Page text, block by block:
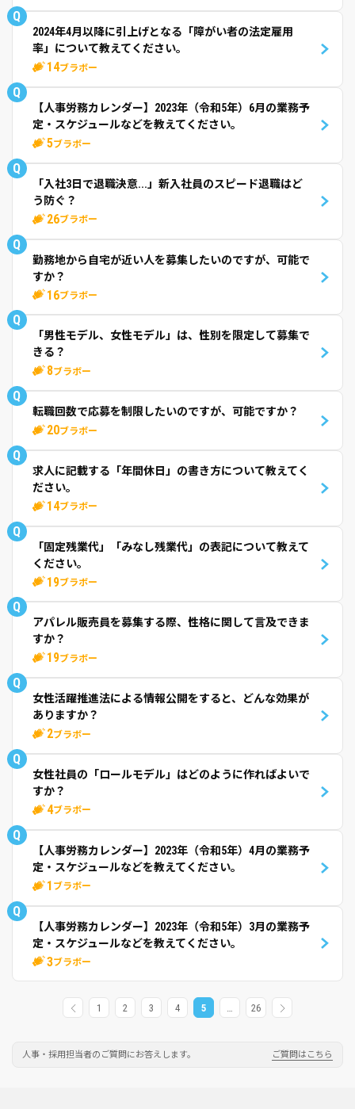
Q
2024年4月以降に引上げとなる「障がい者の法定雇用
率」について教えてください。
14ブラボー
Q
【人事労務カレンダー】2023年（令和5年）6月の業務予
定・スケジュールなどを教えてください。
5ブラボー
Q
「入社3日で退職決意...」新入社員のスピード退職はど
う防ぐ？
26ブラボー
Q
勤務地から自宅が近い人を募集したいのですが、可能で
すか？
16ブラボー
Q
「男性モデル、女性モデル」は、性別を限定して募集で
きる？
8ブラボー
Q
転職回数で応募を制限したいのですが、可能ですか？
20ブラボー
Q
求人に記載する「年間休日」の書き方について教えてく
ださい。
14ブラボー
Q
「固定残業代」「みなし残業代」の表記について教えて
ください。
19ブラボー
Q
アパレル販売員を募集する際、性格に関して言及できま
すか？
19ブラボー
Q
女性活躍推進法による情報公開をすると、どんな効果が
ありますか？
2ブラボー
Q
女性社員の「ロールモデル」はどのように作ればよいで
すか？
4ブラボー
Q
【人事労務カレンダー】2023年（令和5年）4月の業務予
定・スケジュールなどを教えてください。
1 ブラボー
Q
【人事労務カレンダー】2023年（令和5年）3月の業務予
定・スケジュールなどを教えてください。
3ブラボー
1 2 3 4 5 … 26
人事・採用担当者のご質問にお答えします。 ご質問はこちら